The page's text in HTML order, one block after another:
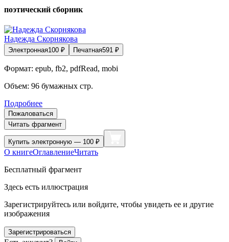
поэтический сборник
Надежда Скорнякова
Электронная100 ₽ Печатная591 ₽
Формат: epub, fb2, pdfRead, mobi
Объем: 96 бумажных стр.
Подробнее
Пожаловаться
Читать фрагмент
Купить электронную — 100 ₽
О книгеОглавлениеЧитать
Бесплатный фрагмент
Здесь есть иллюстрация
Зарегистрируйтесь или войдите, чтобы увидеть ее и другие
изображения
Зарегистрироваться